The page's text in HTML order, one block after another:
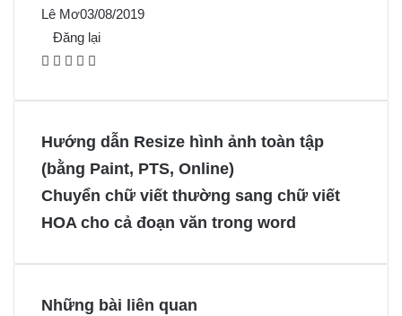
Lê Mơ03/08/2019
Đăng lại
F
o
o
k
X P
r
e
s
M
e
n
g
e
n
g
e
Hướng dẫn Resize hình ảnh toàn tập
(bằng Paint, PTS, Online)
Chuyển chữ viết thường sang chữ viết
HOA cho cả đoạn văn trong word
Những bài liên quan